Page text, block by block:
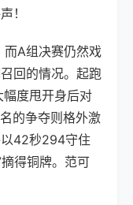
！
而A组决赛仍然戏
回的情况。起跑
幅度甩开身后对
的争夺则格外激
42秒294守住
得铜牌。范可